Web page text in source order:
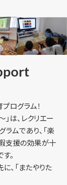
ログラム！
は、レクリエー
ムであり、「楽
支援の効果が十
。
に、「またやりた